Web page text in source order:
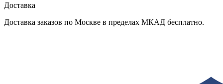
Доставка
Доставка заказов по Москве в пределах МКАД бесплатно.